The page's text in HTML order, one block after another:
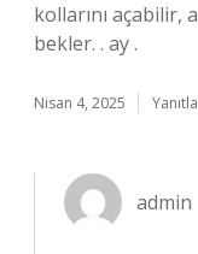
kollarını açabilir,
bekler. . ay .
Nisan 4, 2025 Yanıtla
admin